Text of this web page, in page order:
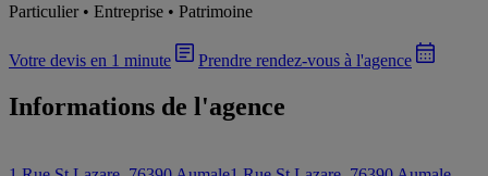
Particulier • Entreprise • Patrimoine
Votre devis en 1 minute Prendre rendez-vous à l'agence
Informations de l'agence